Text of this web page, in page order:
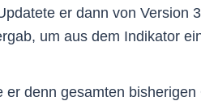
er dann von Version
um aus dem Indikator
er denn gesamten